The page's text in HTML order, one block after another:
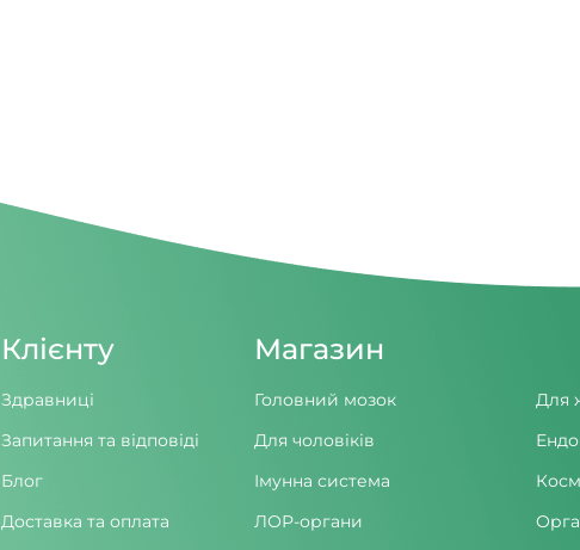
Клієнту
Здравниці
Запитання та відповіді
Блог
Доставка та оплата
Магазин
Головний мозок Для
Для чоловіків
Імунна система
ЛОР-органи